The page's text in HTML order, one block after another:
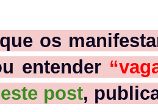
os
entender
post,